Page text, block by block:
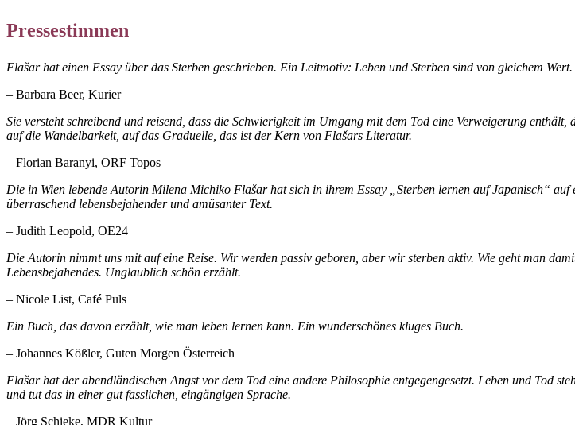
Pressestimmen
Flašar hat einen Essay über das Sterben geschrieben. Ein Leitmotiv: Leben und Sterben sind von gleichem
– Barbara Beer, Kurier
Sie versteht schreibend und reisend, dass die Schwierigkeit im Umgang mit dem Tod eine Verweigerung
auf die Wandelbarkeit, auf das Graduelle, das ist der Kern von Flašars Literatur.
– Florian Baranyi, ORF Topos
Die in Wien lebende Autorin Milena Michiko Flašar hat sich in ihrem Essay „Sterben lernen auf Japanisch“
überraschend lebensbejahender und amüsanter Text.
– Judith Leopold, OE24
Die Autorin nimmt uns mit auf eine Reise. Wir werden passiv geboren, aber wir sterben aktiv. Wie geht man
Lebensbejahendes. Unglaublich schön erzählt.
– Nicole List, Café Puls
Ein Buch, das davon erzählt, wie man leben lernen kann. Ein wunderschönes kluges Buch.
– Johannes Kößler, Guten Morgen Österreich
Flašar hat der abendländischen Angst vor dem Tod eine andere Philosophie entgegengesetzt. Leben und Tod
und tut das in einer gut fasslichen, eingängigen Sprache.
– Jörg Schieke, MDR Kultur